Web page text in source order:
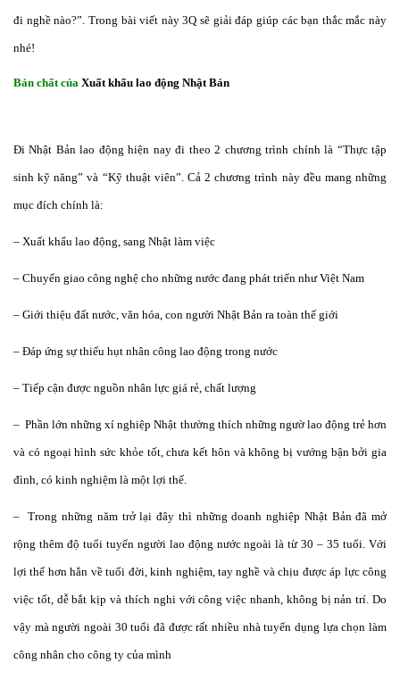
đi nghề nào?”. Trong bài viết này 3Q sẽ giải đáp giúp các bạn thắc mắc này
nhé!
Bản chất của Xuất khẩu lao động Nhật Bản
Đi Nhật Bản lao động hiện nay đi theo 2 chương trình chính là “Thực tập
sinh kỹ năng” và “Kỹ thuật viên”. Cả 2 chương trình này đều mang những
mục đích chính là:
– Xuất khẩu lao động, sang Nhật làm việc
– Chuyển giao công nghệ cho những nước đang phát triển như Việt Nam
– Giới thiệu đất nước, văn hóa, con người Nhật Bản ra toàn thế giới
– Đáp ứng sự thiếu hụt nhân công lao động trong nước
– Tiếp cận được nguồn nhân lực giá rẻ, chất lượng
– Phần lớn những xí nghiệp Nhật thường thích những ngườ lao động trẻ hơn
và có ngoại hình sức khỏe tốt, chưa kết hôn và không bị vướng bận bởi gia
đình, có kinh nghiệm là một lợi thế.
– Trong những năm trở lại đây thì những doanh nghiệp Nhật Bản đã mở
rộng thêm độ tuổi tuyển người lao động nước ngoài là từ 30 – 35 tuổi. Với
lợi thế hơn hẳn về tuổi đời, kinh nghiệm, tay nghề và chịu được áp lực công
việc tốt, dễ bắt kịp và thích nghi với công việc nhanh, không bị nản trí. Do
vậy mà người ngoài 30 tuổi đã được rất nhiều nhà tuyển dụng lựa chọn làm
công nhân cho công ty của mình